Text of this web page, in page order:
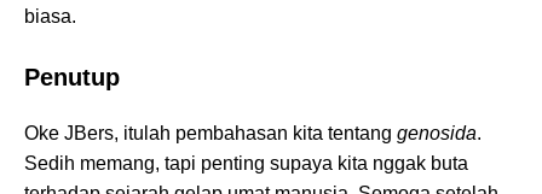
biasa.
Penutup
Oke JBers, itulah pembahasan kita tentang genosida.
Sedih memang, tapi penting supaya kita nggak buta